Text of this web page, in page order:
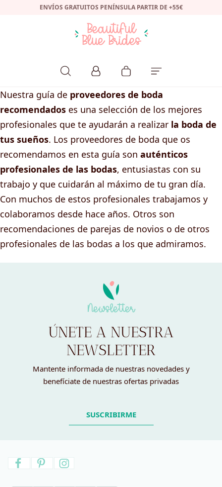
ENVÍOS GRATUITOS PENÍNSULA PARTIR DE +55€
Nuestra guía de proveedores de boda
recomendados es una selección de los mejores
profesionales que te ayudarán a realizar la boda de
tus sueños. Los proveedores de boda que os
recomendamos en esta guía son auténticos
profesionales de las bodas, entusiastas con su
trabajo y que cuidarán al máximo de tu gran día.
Con muchos de estos profesionales trabajamos y
colaboramos desde hace años. Otros son
recomendaciones de parejas de novios o de otros
profesionales de las bodas a los que admiramos.
Newsletter
ÚNETE A NUESTRA
NEWSLETTER
Mantente informada de nuestras novedades y
benefíciate de nuestras ofertas privadas
SUSCRIBIRME